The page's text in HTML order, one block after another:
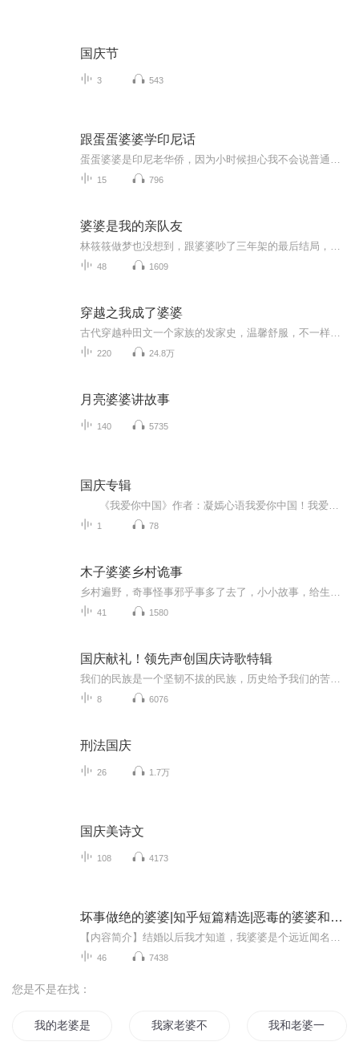
国庆节
3 543
跟蛋蛋婆婆学印尼话
15 796
婆婆是我的亲队友
48 1609
穿越之我成了婆婆
220 24.8万
月亮婆婆讲故事
140 5735
国庆专辑
1 78
木子婆婆乡村诡事
41 1580
国庆献礼！领先声创国庆诗歌特辑
8 6076
刑法国庆
26 1.7万
国庆美诗文
108 4173
坏事做绝的婆婆|知乎短篇精选|恶毒的婆婆和没用的他
46 7438
您是不是在找：
我的老婆是女武神 我家老婆不是人 我和老婆一起重